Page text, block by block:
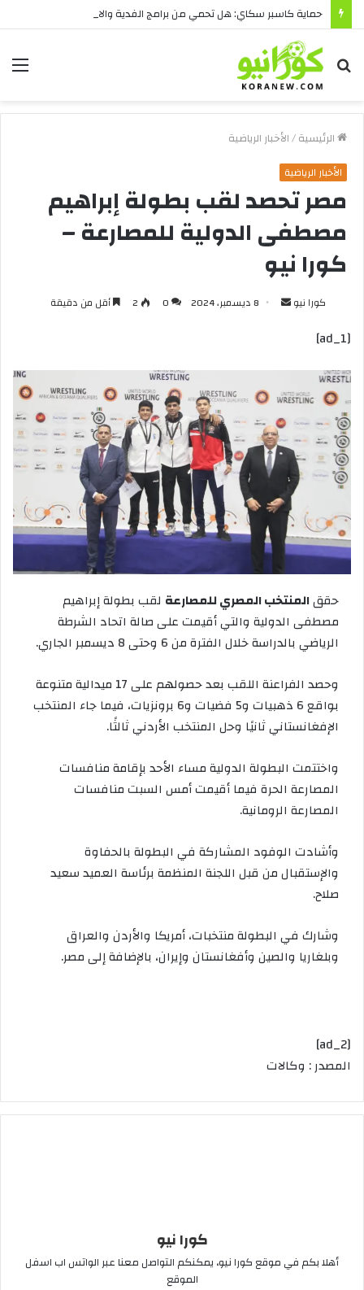
بحث
عن
الرئيسية/الأخبار الرياضية
الأخبار الرياضية
مصر تحصد لقب بطولة إبراهيم
مصطفى الدولية للمصارعة –
كورا نيو
كورا نيو
أرسل 8 ديسمبر، 2024 0
2 أقل من دقيقة
[ad_1]
حققالمنتخب المصري للمصارعة لقب بطولة إبراهيم
مصطفى الدولية والتي أقيمت على صالة اتحاد الشرطة
الرياضي بالدراسة خلال الفترة من 6 وحتى 8 ديسمبر الجاري.
وحصد الفراعنة اللقب بعد حصولهم على 17 ميدالية متنوعة
بواقع 6 ذهبيات و5 فضيات و6 برونزيات، فيما جاء المنتخب
الإفغانستاني ثانيًا وحل المنتخب الأردني ثالثًا.
واختتمت البطولة الدولية مساء الأحد بإقامة منافسات
المصارعة الحرة فيما أقيمت أمس السبت منافسات
المصارعة الرومانية.
وأشادت الوفود المشاركة في البطولة بالحفاوة
والإستقبال من قبل اللجنة المنظمة برئاسة العميد سعيد
صلاح.
وشارك في البطولة منتخبات، أمريكا والأردن والعراق
وبلغاريا والصين وأفغانستان وإيران، بالإضافة إلى مصر.
[ad_2]
المصدر : وكالات
كورا نيو
أهلا بكم في موقع كورا نيو، يمكنكم التواصل معنا عبر الواتس اب اسفل
الموقع